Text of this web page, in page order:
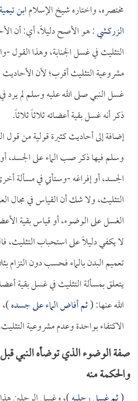
مختصره، واختاره شيخ الإسلامابن تيمية
الزركشي: هو الأصح دليلاً، أي: أن
التثليث في غسل الجنابة، وهذا القول -
مشروعية التثليث أقرب؛ لأن
غسل النبي صلى الله عليه وسلم لم يرد
ذكر أنه غسل بقية أعضائه ثلاثاً ثلاثاً.
إضافة إلى أحاديث كثيرة قولية من قول
وسلم فيها ذكر صب الماء على الجسد، أو
الجسد، أو إفراغه -وستأتي في مسألة
التثليث، ولا شك أن القياس في مجال
الغسل على الوضوء، أو قياس بقية
لا يكفي دليلاً على استحباب التثليث،
تعميم البدن بالماء فحسب دون التزام
يتعلق بمسألة التثليث في غسل بقية
الله عنها: (ثم أفاض الماء على جسده
الاكتفاء بواحدة وعدم مشروعية
صفة الوضوء الذي توضأه النبي
والحكمة منه